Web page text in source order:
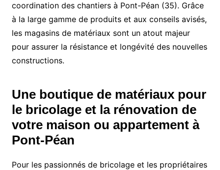
coordination des chantiers à Pont-Péan (35). Grâce
à la large gamme de produits et aux conseils avisés,
les magasins de matériaux sont un atout majeur
pour assurer la résistance et longévité des nouvelles
constructions.
Une boutique de matériaux pour
le bricolage et la rénovation de
votre maison ou appartement à
Pont-Péan
Pour les passionnés de bricolage et les propriétaires